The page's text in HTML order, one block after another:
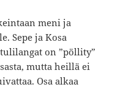
meni ja
Sepe ja Kosa
on ”pöllity”
mutta heillä ei
Osa alkaa